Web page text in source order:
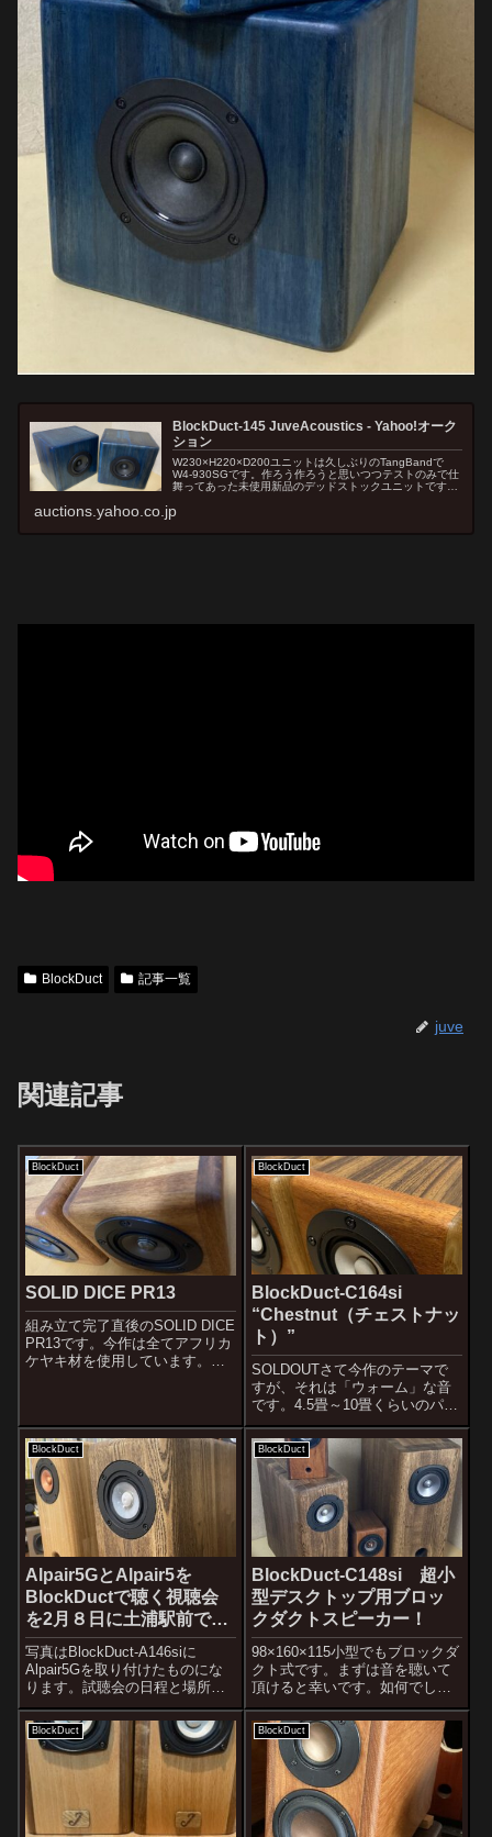
BlockDuct-145 JuveAcoustics - Yahoo!オーク
ション
W230×H220×D200ユニットは久しぶりのTangBandで
W4-930SGです。作ろう作ろうと思いつつテストのみで仕
舞ってあった未使用新品のデッドストックユニットです。
わせるオール...
auctions.yahoo.co.jp
BlockDuct 記事一覧
juve
関連記事
BlockDuct
SOLID DICE PR13
組み立て完了直後のSOLID DICE
PR13です。今作は全てアフリカ
ケヤキ材を使用しています。バ
うしても聞きたくて極厚バッフ
ルにしました。PR10で2...
BlockDuct
BlockDuct-C164si
“Chestnut（チェストナッ
ト）”
SOLDOUTさて今作のテーマで
すが、それは「ウォーム」な音
です。4.5畳～10畳くらいのパー
ソナル空間でクラシックを楽し
む小型ブロックダクトスピーカ
ーです。今年に入り1月は計４名
のお客様が当JuveAcousticsに遊
びにいらしたのです...
BlockDuct
Alpair5GとAlpair5を
BlockDuctで聴く視聴会
を2月８日に土浦駅前で開
催します。
写真はBlockDuct-A146siに
Alpair5Gを取り付けたものにな
ります。試聴会の日程と場所が
決定しました。第１回
JuveAcoustics スピーカー視聴
会日時：２月８日（土）午前
11：00より 入場無料場所：常
磐線土浦駅徒歩...
BlockDuct
BlockDuct-C148si 超小
型デスクトップ用ブロッ
クダクトスピーカー！
98×160×115小型でもブロックダ
クト式です。まずは音を聴いて
頂けると幸いです。如何でしょ
うか。バスレフで小型化する際
に生じるダクトノイズ感につい
てですが、ほとんど感じられま
せん。小型化するとどうしても
ダクト径は小さくなります。こ
の小さ...
BlockDuct BlockDuct